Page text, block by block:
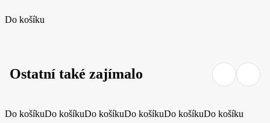
Do košíku
Ostatní také zajímalo
Do košíkuDo košíkuDo košíkuDo košíkuDo košíkuDo košíku